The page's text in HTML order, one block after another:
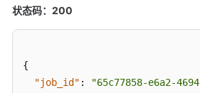
细
除
状态码：200
{
"job_id" : "65c77858-e6a2-